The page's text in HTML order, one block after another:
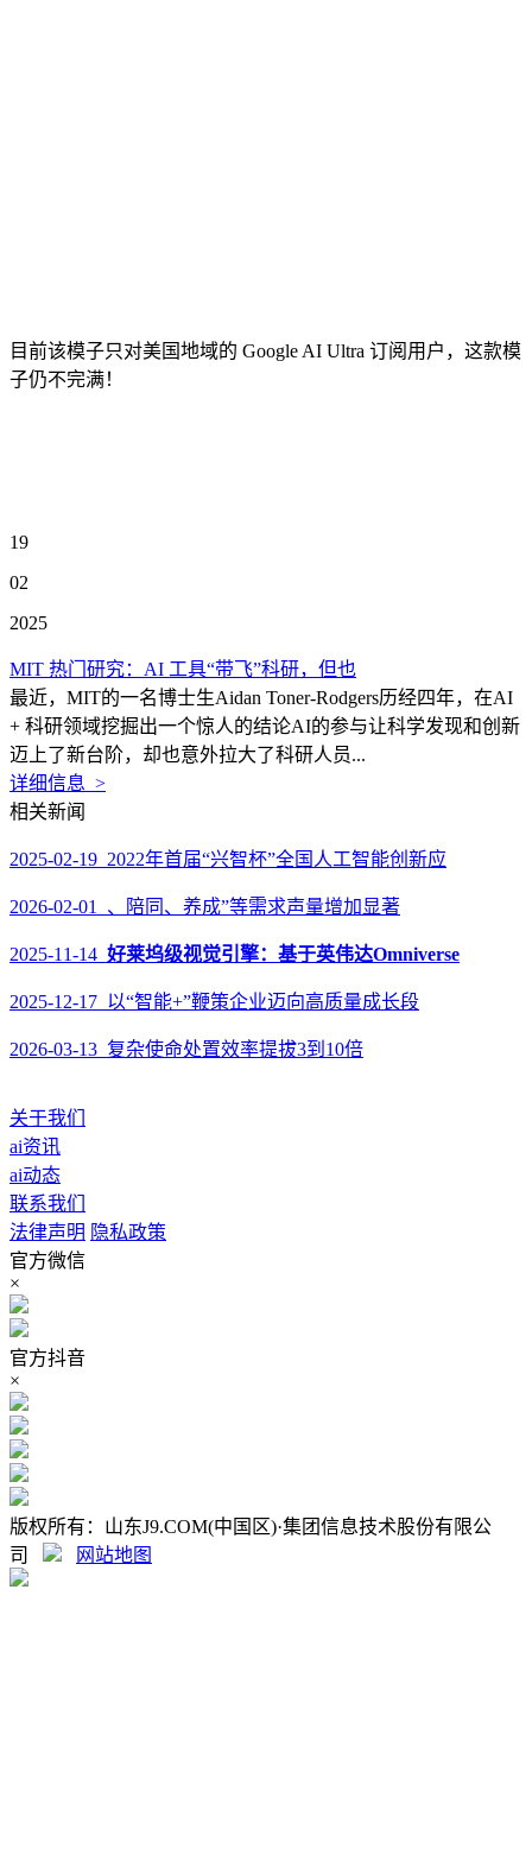
目前该模子只对美国地域的 Google AI Ultra 订阅用户，这款模
子仍不完满！
19
02
2025
MIT 热门研究：AI 工具“带飞”科研，但也
最近，MIT的一名博士生Aidan Toner-Rodgers历经四年，在AI
+ 科研领域挖掘出一个惊人的结论AI的参与让科学发现和创新
迈上了新台阶，却也意外拉大了科研人员...
详细信息 >
相关新闻
2025-02-19 2022年首届“兴智杯”全国人工智能创新应
2026-02-01 、陪同、养成”等需求声量增加显著
2025-11-14 好莱坞级视觉引擎：基于英伟达Omniverse
2025-12-17 以“智能+”鞭策企业迈向高质量成长段
2026-03-13 复杂使命处置效率提拔3到10倍
关于我们
ai资讯
ai动态
联系我们
法律声明 隐私政策
官方微信
×
官方抖音
×
版权所有：山东J9.COM(中国区)·集团信息技术股份有限公
司
网站地图